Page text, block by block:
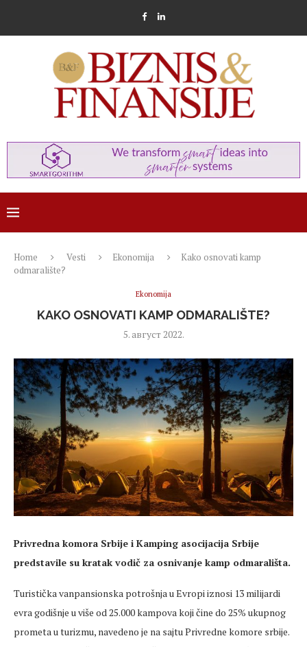
Home Vesti Ekonomija
Kako osnovati kamp
odmaralište?
Ekonomija
KAKO OSNOVATI KAMP ODMARALIŠTE?
5. август 2022.
Privredna komora Srbije i Kamping asocijacija Srbije
predstavile su kratak vodič za osnivanje kamp odmarališta.
Turistička vanpansionska potrošnja u Evropi iznosi 13 milijardi
evra godišnje u više od 25.000 kampova koji čine do 25% ukupnog
prometa u turizmu, navedeno je na sajtu Privredne komore srbije.